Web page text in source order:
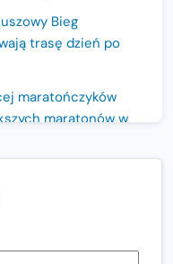
Bieg
trasę dzień po
maratończyków
maratonów w
w historii.
dla Bohaterów!